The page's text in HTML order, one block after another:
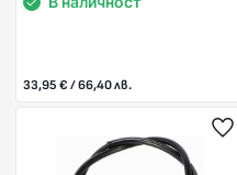
33,95 € / 66,40 лв.